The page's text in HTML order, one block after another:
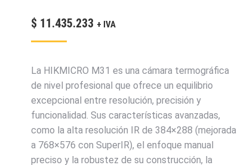
$ 11.435.233 + IVA
La HIKMICRO M31 es una cámara termográfica
de nivel profesional que ofrece un equilibrio
excepcional entre resolución, precisión y
funcionalidad. Sus características avanzadas,
como la alta resolución IR de 384×288 (mejorada
a 768×576 con SuperIR), el enfoque manual
preciso y la robustez de su construcción, la